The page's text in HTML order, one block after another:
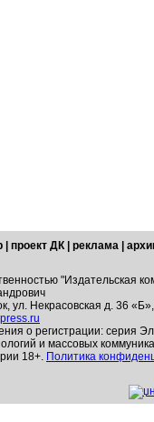
проект ДК реклама
"Издательская
ул. Некрасовская д. 36
о регистрации: серия
и массовых
18+. Политика